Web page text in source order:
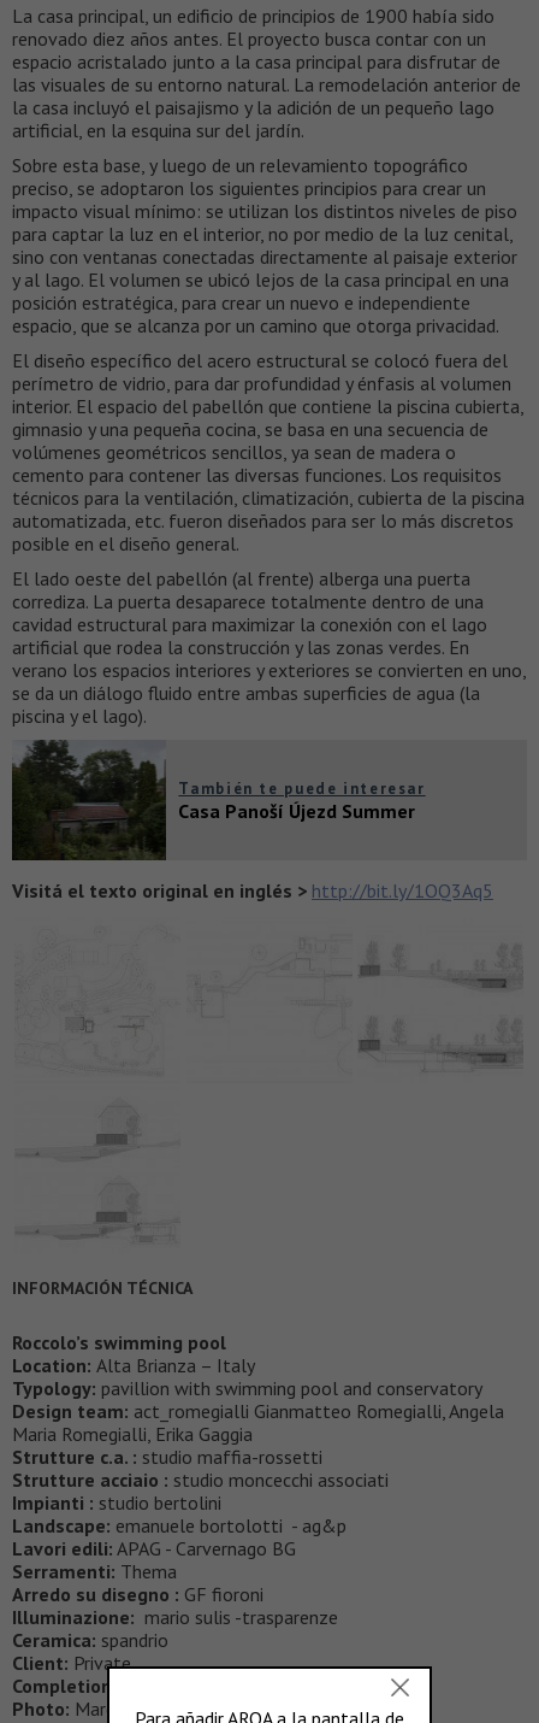
La casa principal, un edificio de principios de 1900 había sido
renovado diez años antes. El proyecto busca contar con un
espacio acristalado junto a la casa principal para disfrutar de
las visuales de su entorno natural. La ​remodelación anterior de
la casa incluyó el paisajismo y la adición de un pequeño lago
artificial, en la esquina sur del jardín.
Sobre esta base, y luego de un relevamiento topográfico
preciso, se adoptaron los siguientes principios para crear un
impacto visual mínimo​: se utilizan los distintos niveles de piso
para captar la luz en el interior, no ​por medio de la luz cenital,
sino con ventanas conectadas directamente al paisaje exterior
y ​al lago. ​El volumen se ubicó lejos de la casa principal en una
posición estratégica, para crear un nuevo e independiente
espacio, que se alcanza por un camino que otorga privacidad.
El diseño específico del acero estructural se colocó fuera del
perímetro de vidrio, para dar profundidad y énfasis al volumen
interior. El espacio del pabellón que contiene la piscina cubierta,
gimnasio y una pequeña cocina, se basa en una secuencia de
volúmenes geométricos sencillos, ya sea​n de ​madera o
cemento para contener las diversas funciones. Los requisitos
técnicos para la ventilación, climatización, cubierta de la piscina
automatizada, etc. fueron diseñados para ser lo más discretos
posible en el diseño general.
El lado oeste del pabellón (al frente) alberga una puerta
corrediza. La puerta desaparece totalmente dentro de una
cavidad estructural para maximizar la conexión con el lago
artificial que rodea la construcción y las zonas verdes. En
verano los espacios interiores y exteriores se convierten en uno,
se da un diálogo fluido entre ambas superficies de agua (la
piscina y el lago).​
También te puede interesar
Casa Panoší Újezd Summer
Visitá el texto original en inglés > http://bit.ly/1OQ3Aq5
INFORMACIÓN TÉCNICA
Roccolo’s swimming pool
Location: Alta Brianza – Italy
Typology: pavillion with swimming pool and conservatory
Design team: act_romegialli Gianmatteo Romegialli, Angela
Maria Romegialli, Erika Gaggia
Strutture c.a. : studio maffia-rossetti
Strutture acciaio : studio moncecchi associati
Impianti : studio bertolini
Landscape: emanuele bortolotti - ag&p
Lavori edili: APAG - Carvernago BG
Serramenti: Thema
Arredo su disegno : GF fioroni
Illuminazione: mario sulis -trasparenze
Ceramica: spandrio
Client: Private
Completion of work:
Photo: Marcello Mariana